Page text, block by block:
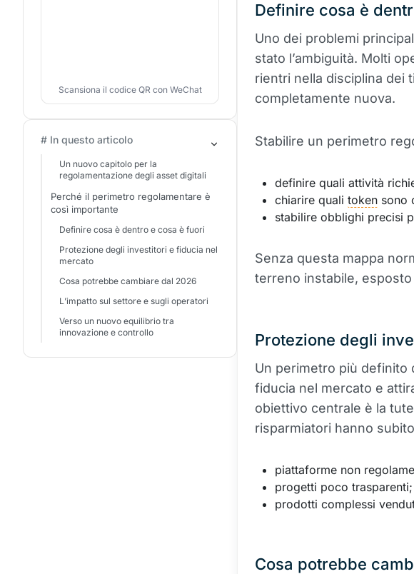
Definire cosa è
Uno dei problemi
stato l’ambiguità. Molti
rientri nella disciplina dei
completamente nuova.
Stabilire un perimetro
definire quali attività
chiarire quali token sono
stabilire obblighi precisi
Senza questa mappa
terreno instabile,
Protezione degli
Un perimetro più definito
fiducia nel mercato e
obiettivo centrale è la
risparmiatori hanno
piattaforme non
progetti poco trasparenti;
prodotti complessi
Cosa potrebbe
Scansiona il codice QR con WeChat
# In questo articolo
Un nuovo capitolo per la
regolamentazione degli asset digitali
Perché il perimetro regolamentare è
così importante
Definire cosa è dentro e cosa è fuori
Protezione degli investitori e fiducia nel
mercato
Cosa potrebbe cambiare dal 2026
L’impatto sul settore e sugli operatori
Verso un nuovo equilibrio tra
innovazione e controllo